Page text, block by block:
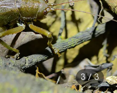
3 / 3